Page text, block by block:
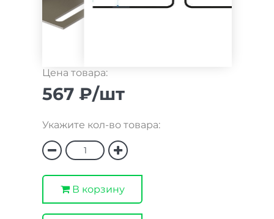
Цена товара:
567 ₽/шт
Укажите кол-во товара:
В корзину